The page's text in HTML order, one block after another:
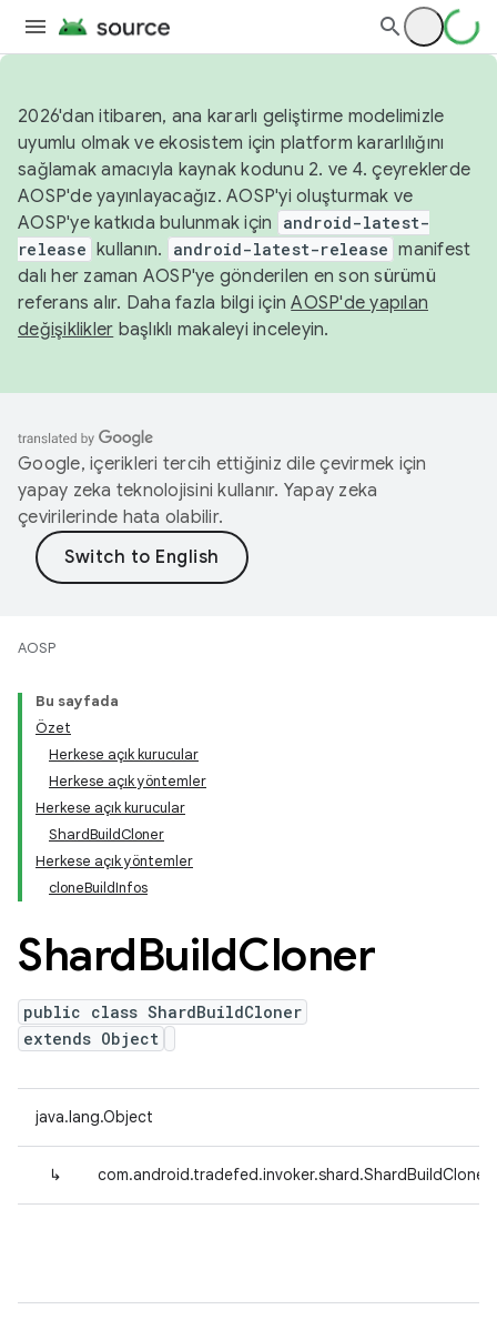
2026'dan itibaren, ana kararlı geliştirme modelimizle
uyumlu olmak ve ekosistem için platform kararlılığını
sağlamak amacıyla kaynak kodunu 2. ve 4. çeyreklerde
AOSP'de yayınlayacağız. AOSP'yi oluşturmak ve
AOSP'ye katkıda bulunmak için
android-latest-
release kullanın. android-latest-release manifest
dalı her zaman AOSP'ye gönderilen en son sürümü
referans alır. Daha fazla bilgi içinAOSP'de yapılan
değişiklikler başlıklı makaleyi inceleyin.
Google, içerikleri tercih ettiğiniz dile çevirmek için
yapay zeka teknolojisini kullanır. Yapay zeka
çevirilerinde hata olabilir.
AOSP
Bu sayfada
Özet
Herkese açık kurucular
Herkese açık yöntemler
Herkese açık kurucular
ShardBuildCloner
Herkese açık yöntemler
cloneBuildInfos
ShardBuildCloner
public class ShardBuildCloner
extends Object
java.lang.Object
↳ com.android.tradefed.invoker.shard.ShardBuildCloner